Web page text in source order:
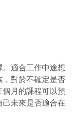
適合工作中途想
，對於不確定是否
個月的課程可以預
己未來是否適合在